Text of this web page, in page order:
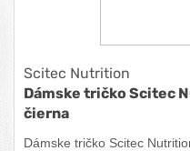
Scitec Nutrition
Dámske tričko Scitec
čierna
Dámske tričko Scitec